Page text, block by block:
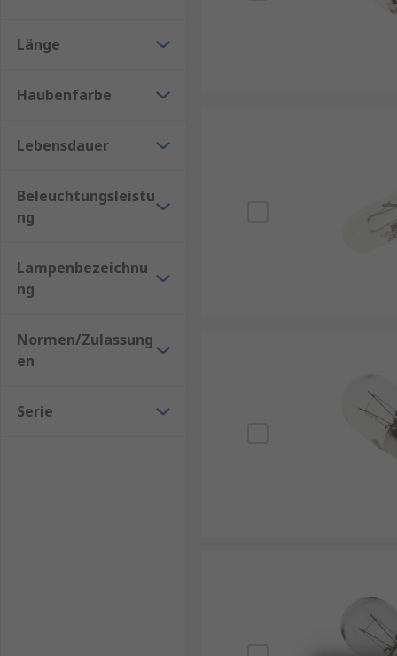
Diese Glühlampen sind in verschiedenen
Dadurch sind sie ideal für eine Vielzahl von
Wollen Sie mehr über
Länge
Haubenfarbe
Lebensdauer
Beleuchtungsleistu
ng
Lampenbezeichnu
ng
Normen/Zulassung
en
Serie